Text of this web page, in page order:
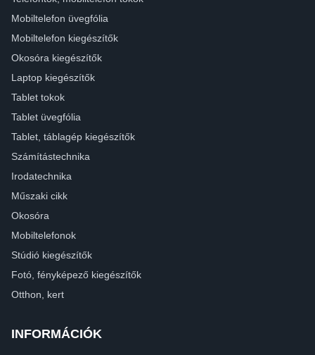
Mobiltelefon üvegfólia
Mobiltelefon kiegészítők
Okosóra kiegészítők
Laptop kiegészítők
Tablet tokok
Tablet üvegfólia
Tablet, táblagép kiegészítők
Számítástechnika
Irodatechnika
Műszaki cikk
Okosóra
Mobiltelefonok
Stúdió kiegészítők
Fotó, fényképező kiegészítők
Otthon, kert
INFORMÁCIÓK